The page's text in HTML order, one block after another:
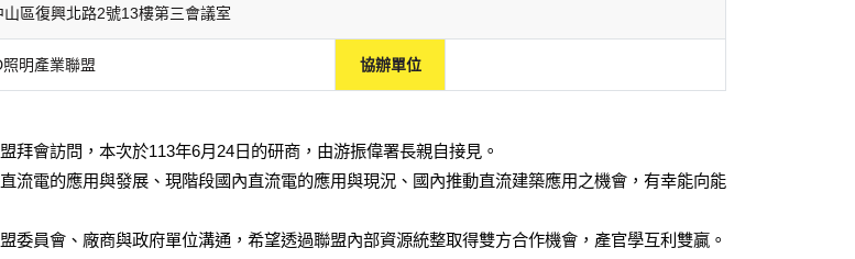
山區復興北路2號13樓第三會議室
明產業聯盟 協辦單位
拜會訪問，本次於113年6月 24日的研商 ，由游振偉署長親自接見 。
流電的應用與發展、現階段國內直流電的應用與現況、國內推動直流建築應用之機會，有幸能向能
委員會、廠商與政府單位溝通 ， 希望透過聯盟內部資源統整取得雙方合作機會，產官學互利雙贏 。